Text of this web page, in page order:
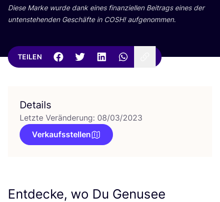
Die­se Mar­ke wur­de dank eines finan­zi­el­len Bei­trags eines der
unten­ste­hen­den Geschäf­te in COSH! aufgenommen.
TEILEN
Details
Letzte Veränderung: 08/03/2023
Verkaufsstellen
Entdecke, wo Du Genusee